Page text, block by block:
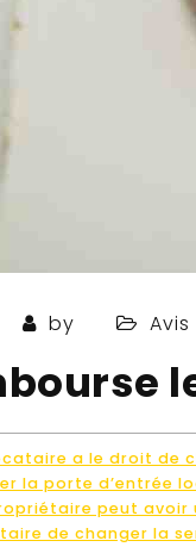
by Avis
a le droit de
la porte d’entrée
peut avoir
de changer la